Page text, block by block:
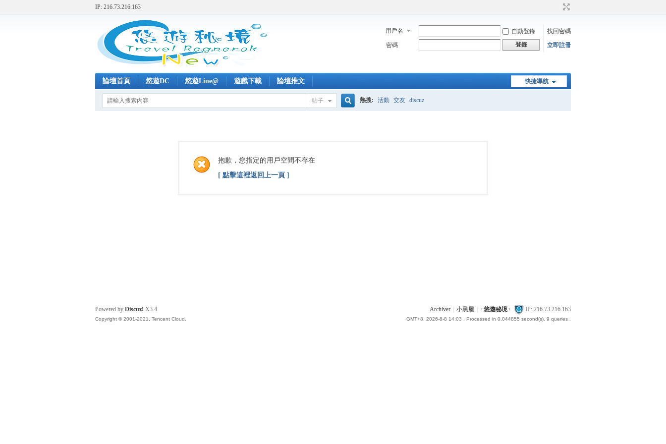
IP: 216.73.216.163
用戶名 自動登錄
找回密碼
密碼
登錄 立即註冊
快捷導航
論壇首頁 悠遊DC 悠遊Line@ 遊戲下載 論壇推文
帖子 熱搜: 活動 交友 discuz
抱歉，您指定的用戶空間不存在
[ 點擊這裡返回上一頁 ]
Archiver 小黑屋 +悠遊秘境+ IP: 216.73.216.163
GMT+8, 2026-8-8 14:03 , Processed in 0.044855 second(s), 9 queries .
Powered by Discuz! X3.4
Copyright © 2001-2021, Tencent Cloud.